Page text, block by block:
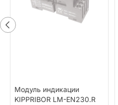
Модуль индикации
KIPPRIBOR LM-EN230.R